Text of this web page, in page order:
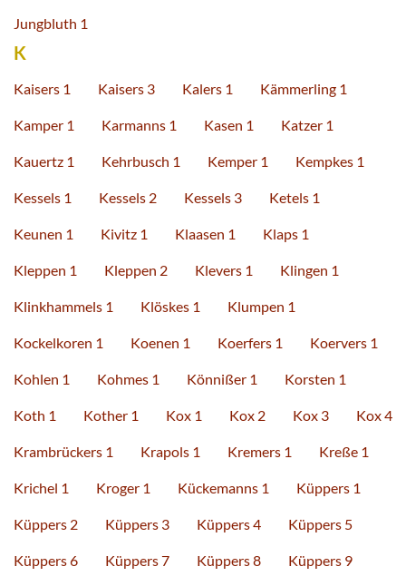
Jungbluth 1
K
Kaisers 1 Kaisers 3 Kalers 1 Kämmerling 1
Kamper 1 Karmanns 1 Kasen 1 Katzer 1
Kauertz 1 Kehrbusch 1 Kemper 1 Kempkes 1
Kessels 1 Kessels 2 Kessels 3 Ketels 1
Keunen 1 Kivitz 1 Klaasen 1 Klaps 1
Kleppen 1 Kleppen 2 Klevers 1 Klingen 1
Klinkhammels 1 Klöskes 1 Klumpen 1
Kockelkoren 1 Koenen 1 Koerfers 1 Koervers 1
Kohlen 1 Kohmes 1 Könnißer 1 Korsten 1
Koth 1 Kother 1 Kox 1 Kox 2 Kox 3 Kox 4
Krambrückers 1 Krapols 1 Kremers 1 Kreße 1
Krichel 1 Kroger 1 Kückemanns 1 Küppers 1
Küppers 2 Küppers 3 Küppers 4 Küppers 5
Küppers 6 Küppers 7 Küppers 8 Küppers 9